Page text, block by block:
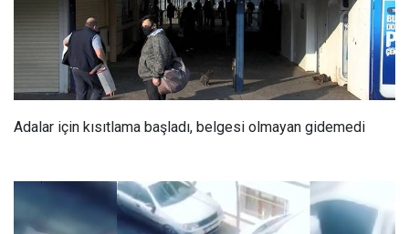
Adalar için kısıtlama başladı, belgesi olmayan gidemedi